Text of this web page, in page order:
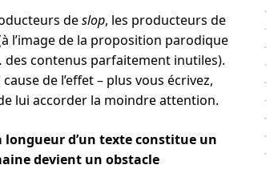
deslop, les producteurs de
l’image de la proposition parodique
des contenus parfaitement inutiles).
de l’effet – plus vous écrivez,
lui accorder la moindre attention.
longueur d’un texte constitue un
devient un obstacle